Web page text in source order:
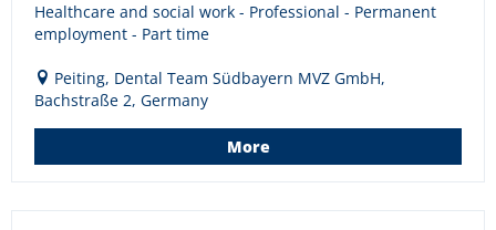
Healthcare and social work - Professional - Permanent
employment - Part time
Peiting, Dental Team Südbayern MVZ GmbH,
Bachstraße 2, Germany
More